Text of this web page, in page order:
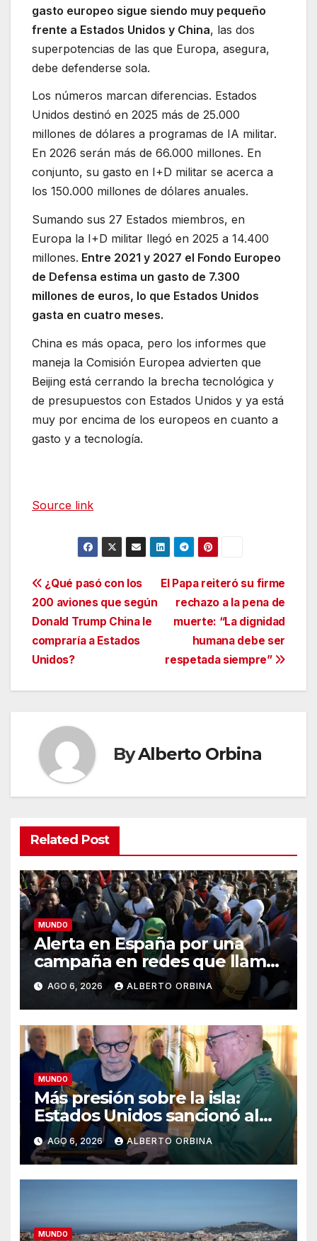
gasto europeo sigue siendo muy pequeño
frente a Estados Unidos y China, las dos
superpotencias de las que Europa, asegura,
debe defenderse sola.
Los números marcan diferencias. Estados
Unidos destinó en 2025 más de 25.000
millones de dólares a programas de IA militar.
En 2026 serán más de 66.000 millones. En
conjunto, su gasto en I+D militar se acerca a
los 150.000 millones de dólares anuales.
Sumando sus 27 Estados miembros, en
Europa la I+D militar llegó en 2025 a 14.400
millones. Entre 2021 y 2027 el Fondo Europeo
de Defensa estima un gasto de 7.300
millones de euros, lo que Estados Unidos
gasta en cuatro meses.
China es más opaca, pero los informes que
maneja la Comisión Europea advierten que
Beijing está cerrando la brecha tecnológica y
de presupuestos con Estados Unidos y ya está
muy por encima de los europeos en cuanto a
gasto y a tecnología.
Source link
Navegación
de
entradas
El Papa reiteró su firme
rechazo a la pena de
muerte: “La dignidad
humana debe ser
respetada siempre”
¿Qué pasó con los
200 aviones que según
Donald Trump China le
compraría a Estados
Unidos?
ByAlberto Orbina
Related Post
MUNDO
Alerta en España por una
campaña en redes que llama
a entrar de nuevo en Ceuta:
“Nos vemos todos el 15”
AGO 6, 2026 ALBERTO ORBINA
MUNDO
Más presión sobre la isla:
Estados Unidos sancionó al
ministro de las Fuerzas
Armadas y a la cúpula de la
industria militar de Cuba
AGO 6, 2026 ALBERTO ORBINA
MUNDO